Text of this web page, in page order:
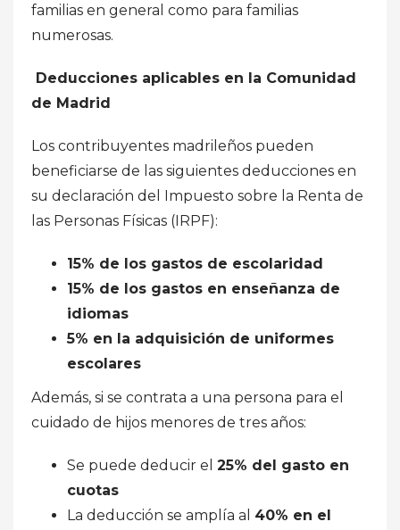
familias en general como para familias
numerosas.
Deducciones aplicables en la Comunidad
de Madrid
Los contribuyentes madrileños pueden
beneficiarse de las siguientes deducciones en
su declaración del Impuesto sobre la Renta de
las Personas Físicas (IRPF):
15% de los gastos de escolaridad
15% de los gastos en enseñanza de
idiomas
5% en la adquisición de uniformes
escolares
Además, si se contrata a una persona para el
cuidado de hijos menores de tres años:
Se puede deducir el 25% del gasto en
cuotas
La deducción se amplía al 40% en el